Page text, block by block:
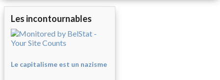
Les incontournables
Le capitalisme est un nazisme